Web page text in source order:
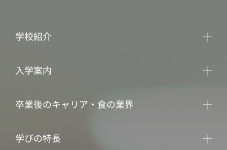
学校紹介
入学案内
卒業後のキャリア・食の業界
学びの特長